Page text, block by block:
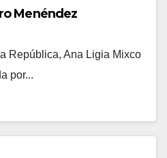
Menéndez
República, Ana Ligia Mixco
por...